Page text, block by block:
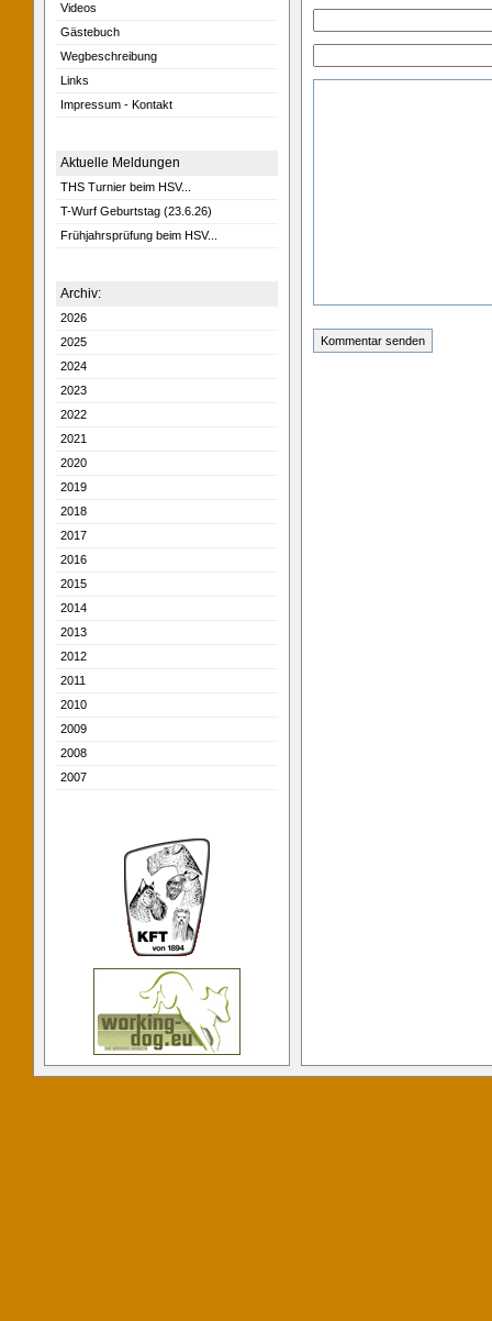
Videos
Gästebuch
Wegbeschreibung
Links
Impressum - Kontakt
Aktuelle Meldungen
THS Turnier beim HSV...
T-Wurf Geburtstag (23.6.26)
Frühjahrsprüfung beim HSV...
Archiv:
2026
2025
2024
2023
2022
2021
2020
2019
2018
2017
2016
2015
2014
2013
2012
2011
2010
2009
2008
2007